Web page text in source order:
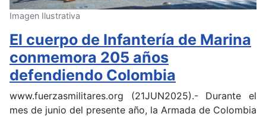
Imagen Ilustrativa
El cuerpo de Infantería de Marina
conmemora 205 años
defendiendo Colombia
www.fuerzasmilitares.org (21JUN2025).- Durante el
mes de junio del presente año, la Armada de Colombia